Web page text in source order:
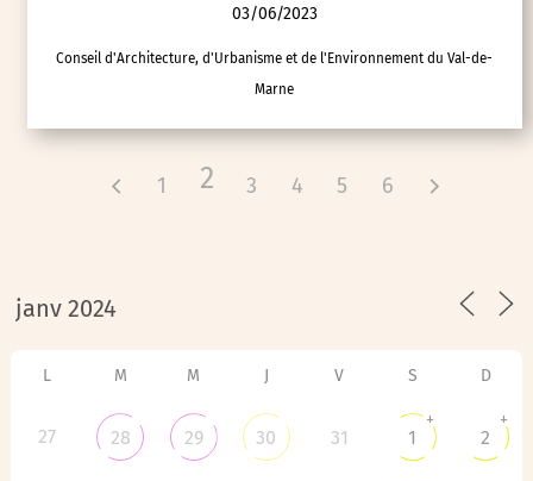
03/06/2023
Conseil d'Architecture, d'Urbanisme et de l'Environnement du Val-de-
Marne
1 2 3 4 5 6
L M M J V S D
27 28 29 30 31 1
+
2
+